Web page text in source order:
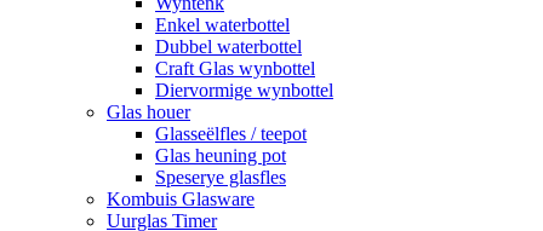
Enkel waterbottel
Dubbel waterbottel
Craft Glas wynbottel
Diervormige wynbottel
Glas houer
Glasseëlfles / teepot
Glas heuning pot
Speserye glasfles
Kombuis Glasware
Uurglas Timer